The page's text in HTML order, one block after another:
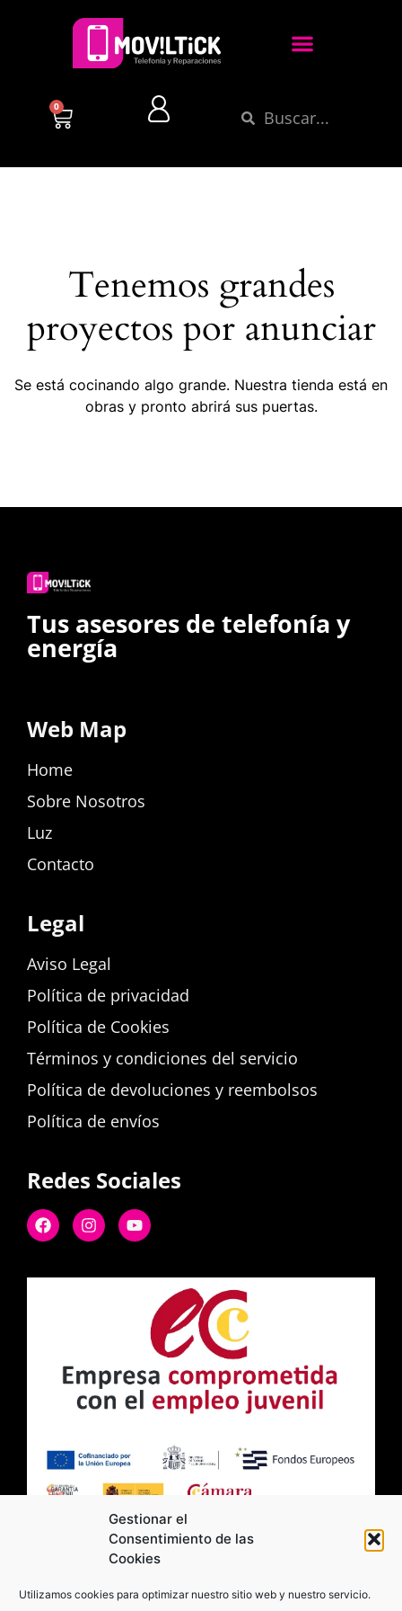
Gestionar el
Consentimiento de las
Cookies
Utilizamos cookies para optimizar nuestro sitio web y nuestro servicio.
0
Tenemos grandes
proyectos por anunciar
Se está cocinando algo grande. Nuestra tienda está en
obras y pronto abrirá sus puertas.
Tus asesores de telefonía y
energía
Web Map
Home
Sobre Nosotros
Luz
Contacto
Legal
Aviso Legal
Política de privacidad
Política de Cookies
Términos y condiciones del servicio
Política de devoluciones y reembolsos
Política de envíos
Redes Sociales
2026 Moviltick technologies. Todos los